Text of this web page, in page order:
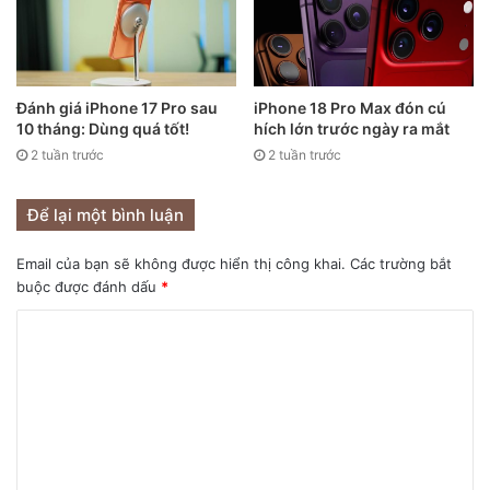
Đánh giá iPhone 17 Pro sau
10 tháng: Dùng quá tốt!
2 tuần trước
iPhone 18 Pro Max đón cú
hích lớn trước ngày ra mắt
2 tuần trước
Để lại một bình luận
Email của bạn sẽ không được hiển thị công khai. Các trường bắt
buộc được đánh dấu *